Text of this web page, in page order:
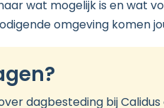
wat mogelijk is en wat
omgeving komen
dagbesteding bij